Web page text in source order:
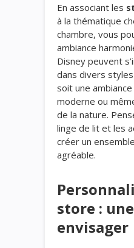
En associant les
à la thématique
chambre, vous
ambiance
Disney peuvent
dans divers
soit une
moderne ou
de la nature.
linge de lit et les
créer un
agréable.
store :
envisager